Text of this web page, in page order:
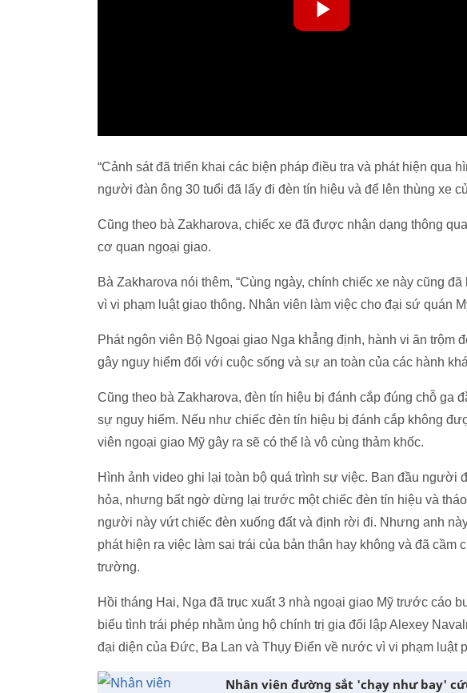
“Cảnh sát đã triển khai các biện pháp điều tra và phát hiện qua
người đàn ông 30 tuổi đã lấy đi đèn tín hiệu và để lên thùng xe
Cũng theo bà Zakharova, chiếc xe đã được nhận dạng thông
cơ quan ngoại giao.
Bà Zakharova nói thêm, “Cùng ngày, chính chiếc xe này cũng
vì vi phạm luật giao thông. Nhân viên làm việc cho đại sứ quán
Phát ngôn viên Bộ Ngoại giao Nga khẳng định, hành vi ăn trộm
gây nguy hiểm đối với cuộc sống và sự an toàn của các hành
Cũng theo bà Zakharova, đèn tín hiệu bị đánh cắp đúng chỗ ga
sự nguy hiểm. Nếu như chiếc đèn tín hiệu bị đánh cắp không
viên ngoại giao Mỹ gây ra sẽ có thể là vô cùng thảm khốc.
Hình ảnh video ghi lại toàn bộ quá trình sự việc. Ban đầu người
hỏa, nhưng bất ngờ dừng lại trước một chiếc đèn tín hiệu và
người này vứt chiếc đèn xuống đất và định rời đi. Nhưng anh
phát hiện ra việc làm sai trái của bản thân hay không và đã cầm
trường.
Hồi tháng Hai, Nga đã trục xuất 3 nhà ngoại giao Mỹ trước cáo
biểu tình trái phép nhằm ủng hộ chính trị gia đối lập Alexey
đại diện của Đức, Ba Lan và Thụy Điển về nước vì vi phạm luật
Nhân viên đường sắt 'chạy như bay'